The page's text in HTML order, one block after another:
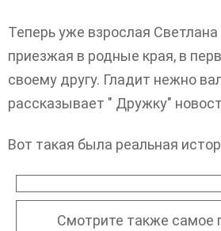
Теперь уже взрослая Светлана
приезжая в родные края, в
своему другу. Гладит нежно
рассказывает " Дружку"
Вот такая была реальная
Смотрите также самое